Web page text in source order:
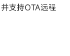
支持OTA远程